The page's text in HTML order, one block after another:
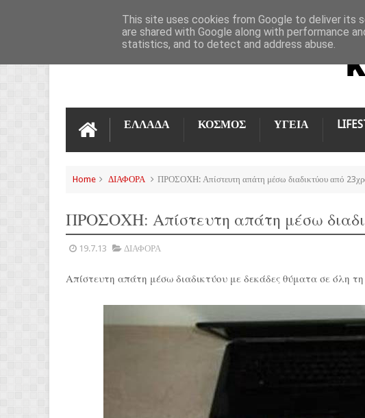
ΕΠΙΚΟΙΝΩΝΊΑ
ΕΛΛΑΔΑ ΚΟΣΜΟΣ ΥΓΕΙΑ
Home ΔΙΑΦΟΡΑ ΠΡΟΣΟΧΗ: Απίστευτη απάτη μέσω διαδικτύου από
ΠΡΟΣΟΧΗ: Απίστευτη απάτη μέσω
19.7.13 ΔΙΑΦΟΡΑ
Απίστευτη απάτη μέσω διαδικτύου με δεκάδες θύματα σε όλη
This site uses cookies from Google to deliver its
are shared with Google along with performance
statistics, and to detect and address abuse.